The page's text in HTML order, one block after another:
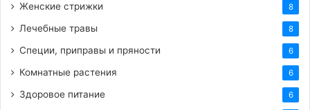
Женские стрижки 8
Лечебные травы 8
Специи, приправы и пряности 6
Комнатные растения 6
Здоровое питание 6